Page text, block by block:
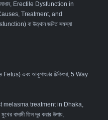
, Erectile Dysfunction in
Treatment, and
বা উত্থান জনিত সমস্যা
এবং আকুপাংচার চিকিৎসা, 5 Way
melasma treatment in Dhaka,
বাদামী তিল দূর করার উপায়,